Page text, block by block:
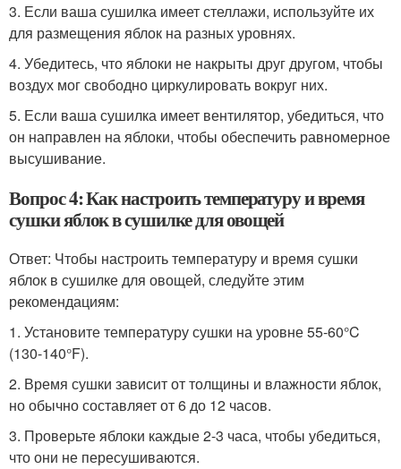
3. Если ваша сушилка имеет стеллажи, используйте их
для размещения яблок на разных уровнях.
4. Убедитесь, что яблоки не накрыты друг другом, чтобы
воздух мог свободно циркулировать вокруг них.
5. Если ваша сушилка имеет вентилятор, убедиться, что
он направлен на яблоки, чтобы обеспечить равномерное
высушивание.
Вопрос 4: Как настроить температуру и время
сушки яблок в сушилке для овощей
Ответ: Чтобы настроить температуру и время сушки
яблок в сушилке для овощей, следуйте этим
рекомендациям:
1. Установите температуру сушки на уровне 55-60°C
(130-140°F).
2. Время сушки зависит от толщины и влажности яблок,
но обычно составляет от 6 до 12 часов.
3. Проверьте яблоки каждые 2-3 часа, чтобы убедиться,
что они не пересушиваются.